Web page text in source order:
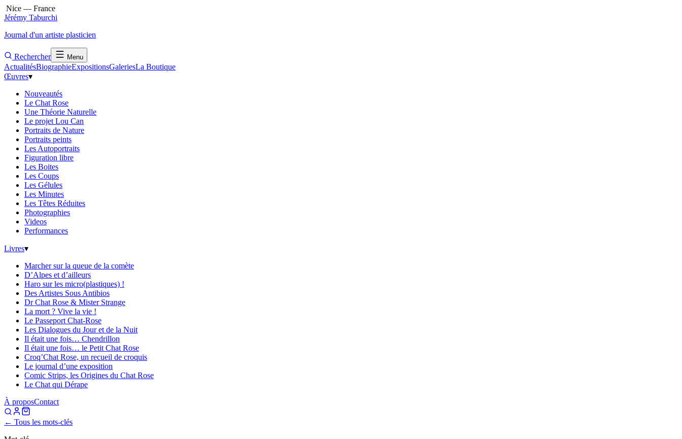
Nice — France
Jérémy Taburchi
Journal d'un artiste plasticien
Rechercher Menu
ActualitésBiographieExpositionsGaleriesLa Boutique
Œuvres▾
Nouveautés
Le Chat Rose
Une Théorie Naturelle
Le projet Lou Can
Portraits de Nature
Portraits peints
Les Autoportraits
Figuration libre
Les Boites
Les Coups
Les Gélules
Les Minutes
Les Têtes Réduites
Photographies
Videos
Performances
Livres▾
Marcher sur la queue de la comète
D’Alpes et d’ailleurs
Haro sur les micro(plastiques) !
Des Artistes Sous Antibios
Dr Chat Rose & Mister Strange
La mort ? Vive la vie !
Le Passeport Chat-Rose
Les Dialogues du Jour et de la Nuit
Il était une fois… Chendrillon
Il était une fois… le Petit Chat Rose
Croq’Chat Rose, un recueil de croquis
Le journal d’une exposition
Comic Strips, les Origines du Chat Rose
Le Chat qui Dérape
À proposContact
← Tous les mots-clés